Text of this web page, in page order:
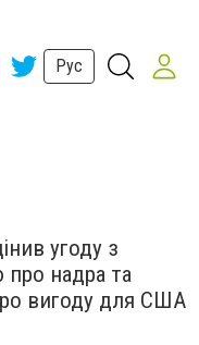
Рус
угоду з
про надра та
вигоду для США